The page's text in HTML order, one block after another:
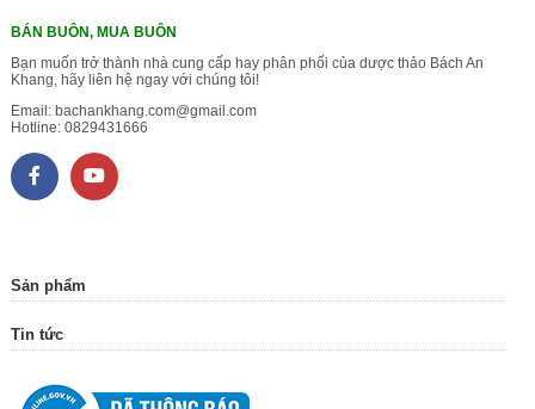
BÁN BUÔN, MUA BUÔN
Bạn muốn trở thành nhà cung cấp hay phân phối của dược thảo Bách An
Khang, hãy liên hệ ngay với chúng tôi!
Email: bachankhang.com@gmail.com
Hotline: 0829431666
Sản phẩm
Tin tức